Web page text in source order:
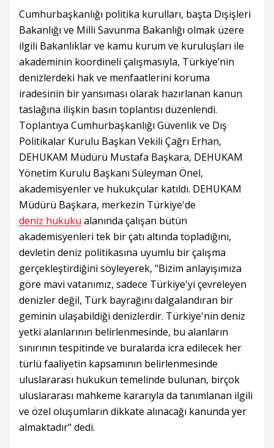
Cumhurbaşkanlığı politika kurulları, başta Dışişleri
Bakanlığı ve Milli Savunma Bakanlığı olmak üzere
ilgili Bakanlıklar ve kamu kurum ve kuruluşları ile
akademinin koordineli çalışmasıyla, Türkiye’nin
denizlerdeki hak ve menfaatlerini koruma
iradesinin bir yansıması olarak hazırlanan kanun
taslağına ilişkin basın toplantısı düzenlendi.
Toplantıya Cumhurbaşkanlığı Güvenlik ve Dış
Politikalar Kurulu Başkan Vekili Çağrı Erhan,
DEHUKAM Müdürü Mustafa Başkara, DEHUKAM
Yönetim Kurulu Başkanı Süleyman Önel,
akademisyenler ve hukukçular katıldı. DEHUKAM
Müdürü Başkara, merkezin Türkiye'de
deniz hukuku alanında çalışan bütün
akademisyenleri tek bir çatı altında topladığını,
devletin deniz politikasına uyumlu bir çalışma
gerçekleştirdiğini söyleyerek, "Bizim anlayışımıza
göre mavi vatanımız, sadece Türkiye'yi çevreleyen
denizler değil, Türk bayrağını dalgalandıran bir
geminin ulaşabildiği denizlerdir. Türkiye'nin deniz
yetki alanlarının belirlenmesinde, bu alanların
sınırının tespitinde ve buralarda icra edilecek her
türlü faaliyetin kapsamının belirlenmesinde
uluslararası hukukun temelinde bulunan, birçok
uluslararası mahkeme kararıyla da tanımlanan ilgili
ve özel oluşumların dikkate alınacağı kanunda yer
almaktadır" dedi.